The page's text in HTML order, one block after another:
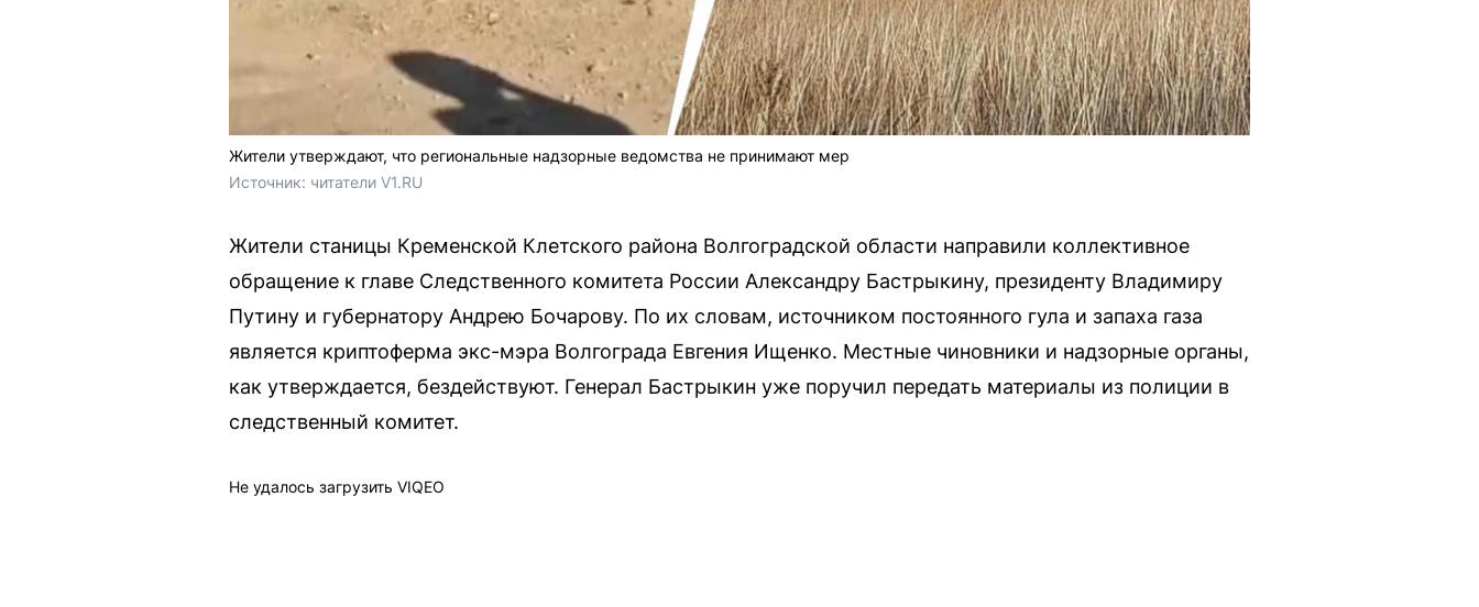
Жители утверждают, что региональные надзорные ведомства не принимают мер
Источник: читатели V1.RU
Жители станицы Кременской Клетского района Волгоградской области направили коллективное
обращение к главе Следственного комитета России Александру Бастрыкину, президенту Владимиру
Путину и губернатору Андрею Бочарову. По их словам, источником постоянного гула и запаха газа
является криптоферма экс-мэра Волгограда Евгения Ищенко. Местные чиновники и надзорные органы,
как утверждается, бездействуют. Генерал Бастрыкин уже поручил передать материалы из полиции в
следственный комитет.
Не удалось загрузить VIQEO